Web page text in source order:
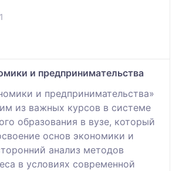
и предпринимательства
и предпринимательства»
из важных курсов в системе
образования в вузе, который
основ экономики и
анализ методов
в условиях современной